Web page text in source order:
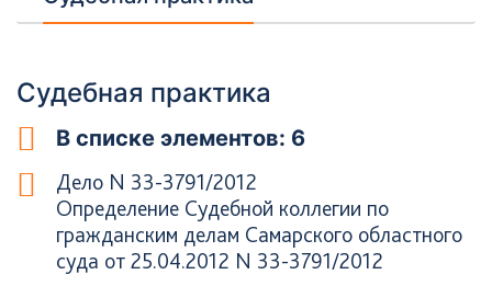
Судебная практика
В списке элементов: 6
Дело N 33-3791/2012
Определение Судебной коллегии по
гражданским делам Самарского областного
суда от 25.04.2012 N 33-3791/2012